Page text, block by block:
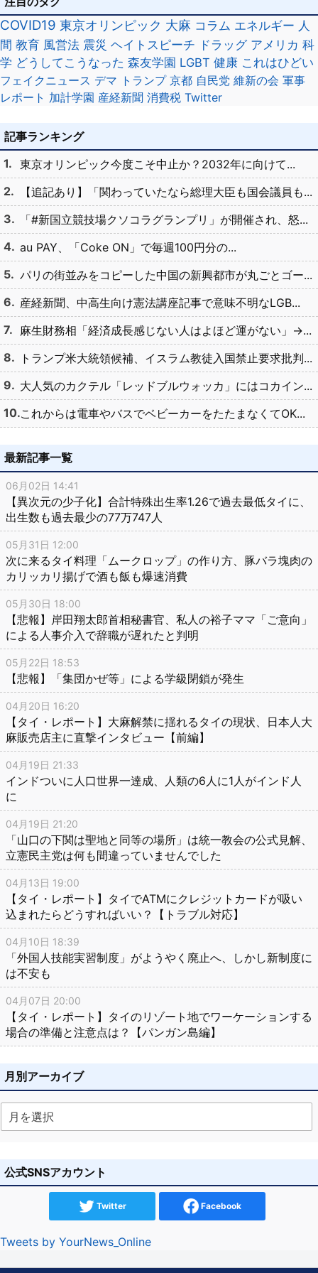
COVID19 東京オリンピック 大麻 コラム エネルギー 人
間 教育 風営法 震災 ヘイトスピーチ ドラッグ アメリカ 科
学 どうしてこうなった 森友学園 LGBT 健康 これはひどい
フェイクニュース デマ トランプ 京都 自民党 維新の会 軍事
レポート 加計学園 産経新聞 消費税 Twitter
記事ランキング
東京オリンピック今度こそ中止か？2032年に向けて...
【追記あり】「関わっていたなら総理大臣も国会議員も...
「#新国立競技場クソコラグランプリ」が開催され、怒...
au PAY、「Coke ON」で毎週100円分の...
パリの街並みをコピーした中国の新興都市が丸ごとゴー...
産経新聞、中高生向け憲法講座記事で意味不明なLGB...
麻生財務相「経済成長感じない人はよほど運がない」→...
トランプ米大統領候補、イスラム教徒入国禁止要求批判...
大人気のカクテル「レッドブルウォッカ」にはコカイン...
これからは電車やバスでベビーカーをたたまなくてOK...
最新記事一覧
06月02日 14:41
【異次元の少子化】合計特殊出生率1.26で過去最低タイに、
出生数も過去最少の77万747人
05月31日 12:00
次に来るタイ料理「ムークロップ」の作り方、豚バラ塊肉の
カリッカリ揚げで酒も飯も爆速消費
05月30日 18:00
【悲報】岸田翔太郎首相秘書官、私人の裕子ママ「ご意向」
による人事介入で辞職が遅れたと判明
05月22日 18:53
【悲報】「集団かぜ等」による学級閉鎖が発生
04月20日 16:20
【タイ・レポート】大麻解禁に揺れるタイの現状、日本人大
麻販売店主に直撃インタビュー【前編】
04月19日 21:33
インドついに人口世界一達成、人類の6人に1人がインド人
に
04月19日 21:20
「山口の下関は聖地と同等の場所」は統一教会の公式見解、
立憲民主党は何も間違っていませんでした
04月13日 19:00
【タイ・レポート】タイでATMにクレジットカードが吸い
込まれたらどうすればいい？【トラブル対応】
04月10日 18:39
「外国人技能実習制度」がようやく廃止へ、しかし新制度に
は不安も
04月07日 20:00
【タイ・レポート】タイのリゾート地でワーケーションする
場合の準備と注意点は？【パンガン島編】
月別アーカイブ
公式SNSアカウント
Twitter Facebook
Tweets by YourNews_Online